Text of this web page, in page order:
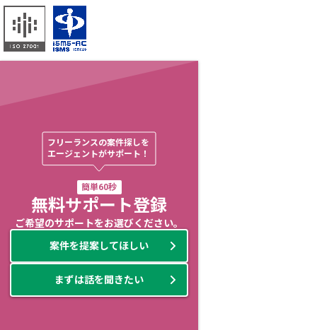
フリーランスの案件探しを
エージェントがサポート！
簡単60秒
無料サポート登録
ご希望のサポートをお選びください。
案件を提案してほしい
まずは話を聞きたい